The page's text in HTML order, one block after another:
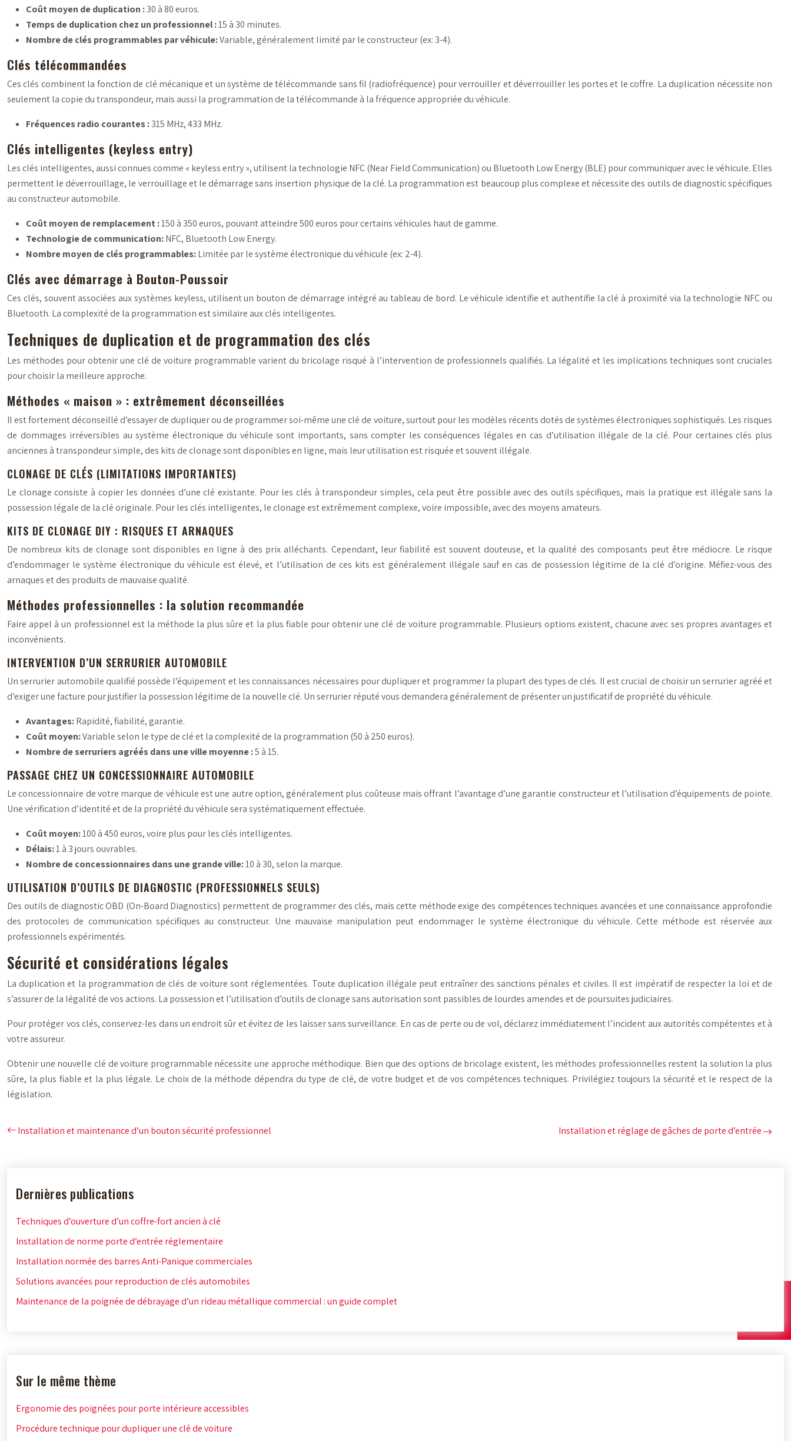
Coût moyen de duplication :30 à 80 euros.
Temps de duplication chez un professionnel :15 à 30 minutes.
Nombre de clés programmables par véhicule:Variable, généralement limité par le constructeur (ex: 3-4).
Clés télécommandées
Ces clés combinent la fonction de clé mécanique et un système de télécommande sans fil (radiofréquence) pour verrouiller et déverrouiller les portes et le coffre. La duplication nécessite non
seulement la copie du transpondeur, mais aussi la programmation de la télécommande à la fréquence appropriée du véhicule.
Fréquences radio courantes :315 MHz, 433 MHz.
Clés intelligentes (keyless entry)
Les clés intelligentes, aussi connues comme « keyless entry », utilisent la technologie NFC (Near Field Communication) ou Bluetooth Low Energy (BLE) pour communiquer avec le véhicule. Elles
permettent le déverrouillage, le verrouillage et le démarrage sans insertion physique de la clé. La programmation est beaucoup plus complexe et nécessite des outils de diagnostic spécifiques
au constructeur automobile.
Coût moyen de remplacement :150 à 350 euros, pouvant atteindre 500 euros pour certains véhicules haut de gamme.
Technologie de communication:NFC, Bluetooth Low Energy.
Nombre moyen de clés programmables:Limitée par le système électronique du véhicule (ex: 2-4).
Clés avec démarrage à Bouton-Poussoir
Ces clés, souvent associées aux systèmes keyless, utilisent un bouton de démarrage intégré au tableau de bord. Le véhicule identifie et authentifie la clé à proximité via la technologie NFC ou
Bluetooth. La complexité de la programmation est similaire aux clés intelligentes.
Techniques de duplication et de programmation des clés
Les méthodes pour obtenir une clé de voiture programmable varient du bricolage risqué à l’intervention de professionnels qualifiés. La légalité et les implications techniques sont cruciales
pour choisir la meilleure approche.
Méthodes « maison » : extrêmement déconseillées
Il est fortement déconseillé d’essayer de dupliquer ou de programmer soi-même une clé de voiture, surtout pour les modèles récents dotés de systèmes électroniques sophistiqués. Les risques
de dommages irréversibles au système électronique du véhicule sont importants, sans compter les conséquences légales en cas d’utilisation illégale de la clé. Pour certaines clés plus
anciennes à transpondeur simple, des kits de clonage sont disponibles en ligne, mais leur utilisation est risquée et souvent illégale.
CLONAGE DE CLÉS (LIMITATIONS IMPORTANTES)
Le clonage consiste à copier les données d’une clé existante. Pour les clés à transpondeur simples, cela peut être possible avec des outils spécifiques, mais la pratique est illégale sans la
possession légale de la clé originale. Pour les clés intelligentes, le clonage est extrêmement complexe, voire impossible, avec des moyens amateurs.
KITS DE CLONAGE DIY : RISQUES ET ARNAQUES
De nombreux kits de clonage sont disponibles en ligne à des prix alléchants. Cependant, leur fiabilité est souvent douteuse, et la qualité des composants peut être médiocre. Le risque
d’endommager le système électronique du véhicule est élevé, et l’utilisation de ces kits est généralement illégale sauf en cas de possession légitime de la clé d’origine. Méfiez-vous des
arnaques et des produits de mauvaise qualité.
Méthodes professionnelles : la solution recommandée
Faire appel à un professionnel est la méthode la plus sûre et la plus fiable pour obtenir une clé de voiture programmable. Plusieurs options existent, chacune avec ses propres avantages et
inconvénients.
INTERVENTION D’UN SERRURIER AUTOMOBILE
Un serrurier automobile qualifié possède l’équipement et les connaissances nécessaires pour dupliquer et programmer la plupart des types de clés. Il est crucial de choisir un serrurier agréé et
d’exiger une facture pour justifier la possession légitime de la nouvelle clé. Un serrurier réputé vous demandera généralement de présenter un justificatif de propriété du véhicule.
Avantages:Rapidité, fiabilité, garantie.
Coût moyen:Variable selon le type de clé et la complexité de la programmation (50 à 250 euros).
Nombre de serruriers agréés dans une ville moyenne :5 à 15.
PASSAGE CHEZ UN CONCESSIONNAIRE AUTOMOBILE
Le concessionnaire de votre marque de véhicule est une autre option, généralement plus coûteuse mais offrant l’avantage d’une garantie constructeur et l’utilisation d’équipements de pointe.
Une vérification d’identité et de la propriété du véhicule sera systématiquement effectuée.
Coût moyen:100 à 450 euros, voire plus pour les clés intelligentes.
Délais:1 à 3 jours ouvrables.
Nombre de concessionnaires dans une grande ville:10 à 30, selon la marque.
UTILISATION D’OUTILS DE DIAGNOSTIC (PROFESSIONNELS SEULS)
Des outils de diagnostic OBD (On-Board Diagnostics) permettent de programmer des clés, mais cette méthode exige des compétences techniques avancées et une connaissance approfondie
des protocoles de communication spécifiques au constructeur. Une mauvaise manipulation peut endommager le système électronique du véhicule. Cette méthode est réservée aux
professionnels expérimentés.
Sécurité et considérations légales
La duplication et la programmation de clés de voiture sont réglementées. Toute duplication illégale peut entraîner des sanctions pénales et civiles. Il est impératif de respecter la loi et de
s’assurer de la légalité de vos actions. La possession et l’utilisation d’outils de clonage sans autorisation sont passibles de lourdes amendes et de poursuites judiciaires.
Pour protéger vos clés, conservez-les dans un endroit sûr et évitez de les laisser sans surveillance. En cas de perte ou de vol, déclarez immédiatement l’incident aux autorités compétentes et à
votre assureur.
Obtenir une nouvelle clé de voiture programmable nécessite une approche méthodique. Bien que des options de bricolage existent, les méthodes professionnelles restent la solution la plus
sûre, la plus fiable et la plus légale. Le choix de la méthode dépendra du type de clé, de votre budget et de vos compétences techniques. Privilégiez toujours la sécurité et le respect de la
législation.
Installation et maintenance d’un bouton sécurité professionnel Installation et réglage de gâches de porte d’entrée
Dernières publications
Techniques d’ouverture d’un coffre-fort ancien à clé
Installation de norme porte d’entrée réglementaire
Installation normée des barres Anti-Panique commerciales
Solutions avancées pour reproduction de clés automobiles
Maintenance de la poignée de débrayage d’un rideau métallique commercial : un guide complet
Sur le même thème
Ergonomie des poignées pour porte intérieure accessibles
Procédure technique pour dupliquer une clé de voiture